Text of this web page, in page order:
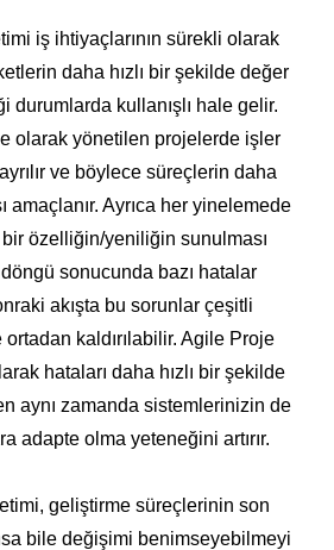
iş ihtiyaçlarının sürekli olarak
daha hızlı bir şekilde değer
durumlarda kullanışlı hale gelir.
olarak yönetilen projelerde işler
ve böylece süreçlerin daha
amaçlanır. Ayrıca her yinelemede
bir özelliğin/yeniliğin sunulması
sonucunda bazı hatalar
akışta bu sorunlar çeşitli
kaldırılabilir. Agile Proje
hataları daha hızlı bir şekilde
aynı zamanda sistemlerinizin de
adapte olma yeteneğini artırır.
geliştirme süreçlerinin son
bile değişimi benimseyebilmeyi